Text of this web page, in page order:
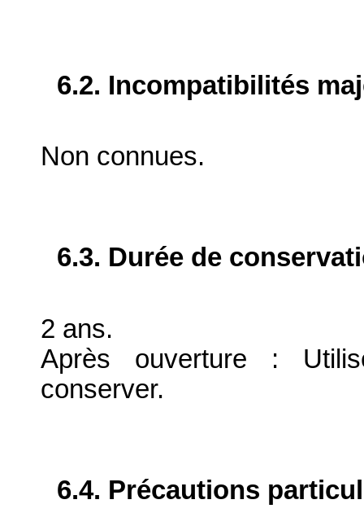
6.2. Incompatibilités
Non connues.
6.3. Durée de
2 ans.
Après ouverture :
conserver.
6.4. Précautions